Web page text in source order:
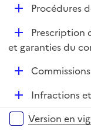
l
i
e
r
D
l
Procédures
D
é
r
Prescription
et garanties du
D
D
é
p
Infractions
Versions sur la
Version en